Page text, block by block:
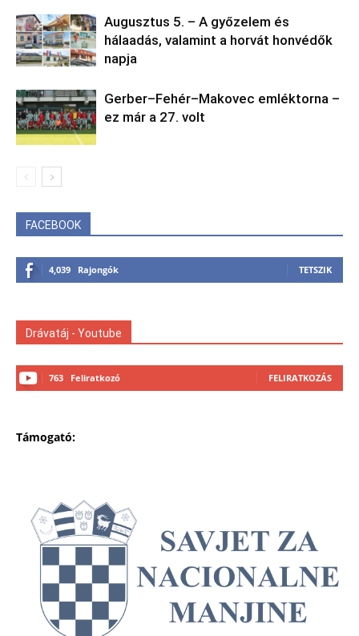
Augusztus 5. – A győzelem és
hálaadás, valamint a horvát honvédők
napja
Gerber–Fehér–Makovec emléktorna –
ez már a 27. volt
FACEBOOK
4,039 Rajongók TETSZIK
Drávatáj - Youtube
763 Feliratkozó FELIRATKOZÁS
Támogató: